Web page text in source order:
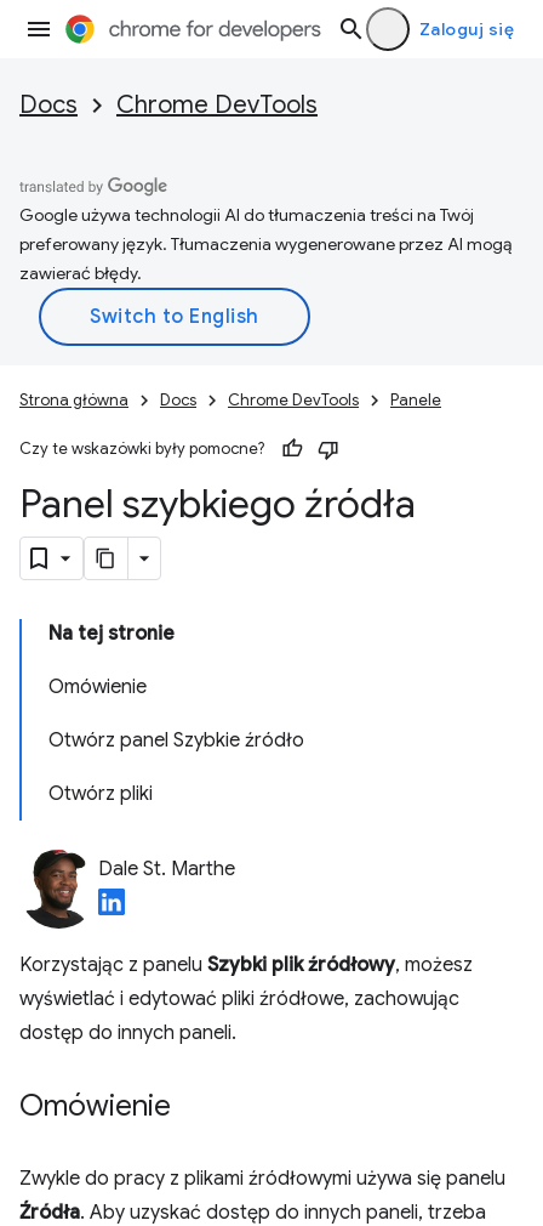
Zaloguj się
Docs Chrome DevTools
Google używa technologii AI do tłumaczenia treści na Twój
preferowany język. Tłumaczenia wygenerowane przez AI mogą
zawierać błędy.
Strona główna Docs Chrome DevTools Panele
Czy te wskazówki były pomocne?
Panel szybkiego źródła
Na tej stronie
Omówienie
Otwórz panel Szybkie źródło
Otwórz pliki
Dale St. Marthe
Korzystając z panelu Szybki plik źródłowy, możesz
wyświetlać i edytować pliki źródłowe, zachowując
dostęp do innych paneli.
Omówienie
Zwykle do pracy z plikami źródłowymi używa się panelu
Źródła. Aby uzyskać dostęp do innych paneli, trzeba